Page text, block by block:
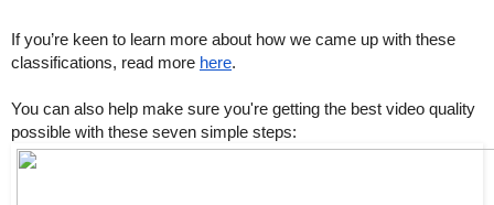
If you’re keen to learn more about how we came up with these
classifications, read more here.
You can also help make sure you're getting the best video quality
possible with these seven simple steps: